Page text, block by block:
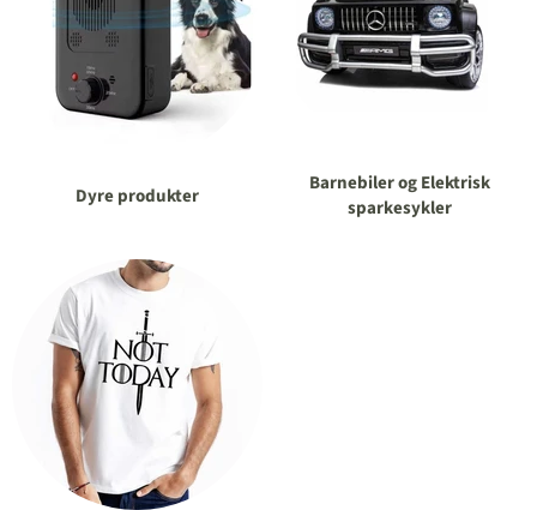
Dyre produkter
Barnebiler og Elektrisk
sparkesykler